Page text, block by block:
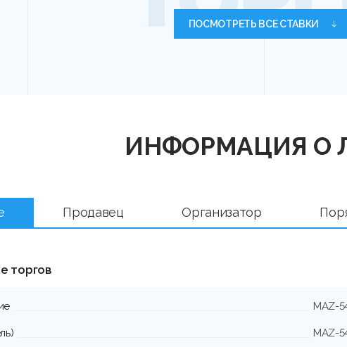
ПОСМОТРЕТЬ ВСЕ СТАВКИ
ИНФОРМАЦИЯ О
Продавец Организатор
торгов
МАZ-
МАZ-